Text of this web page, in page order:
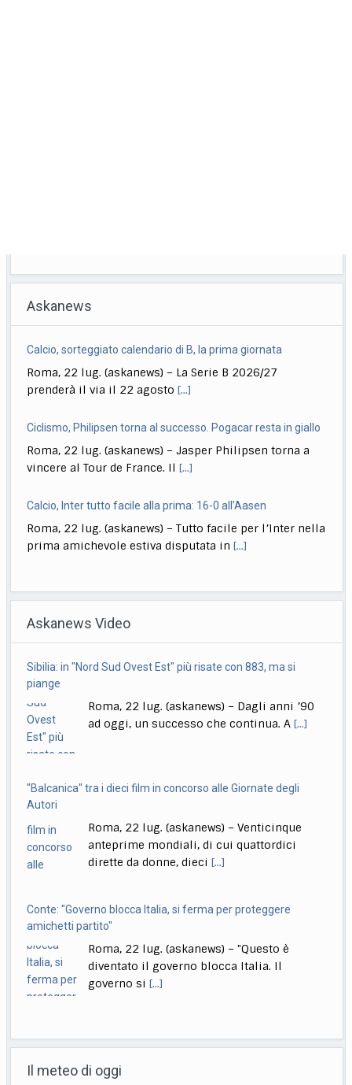
Askanews
Calcio, sorteggiato calendario di B, la prima giornata
Roma, 22 lug. (askanews) – La Serie B 2026/27
prenderà il via il 22 agosto[...]
Ciclismo, Philipsen torna al successo. Pogacar resta in giallo
Roma, 22 lug. (askanews) – Jasper Philipsen torna a
vincere al Tour de France. Il[...]
Calcio, Inter tutto facile alla prima: 16-0 all’Aasen
Roma, 22 lug. (askanews) – Tutto facile per l’Inter nella
prima amichevole estiva disputata in[...]
Lucio" (Sony Music Italy), l’antologia
Delmastro, Giunta Camera dice no a uso chat, opposizioni
all’attacco in Parlamento
Roma, 22 lug. (askanews) – Opposizioni all’attacco in
Parlamento per la decisione della Giunta delle [...]
Askanews Video
Sibilia: in "Nord Sud Ovest Est" più risate con 883, ma si
piange
Roma, 22 lug. (askanews) – Dagli anni ’90
ad oggi, un successo che continua. A[...]
"Balcanica" tra i dieci film in concorso alle Giornate degli
Autori
Roma, 22 lug. (askanews) – Venticinque
anteprime mondiali, di cui quattordici
dirette da donne, dieci[...]
Conte: "Governo blocca Italia, si ferma per proteggere
amichetti partito"
Roma, 22 lug. (askanews) – "Questo è
diventato il governo blocca Italia. Il
governo si[...]
certi toni..
Bologna, 22 lug. (askanews) – "Non voglio
Il meteo di oggi